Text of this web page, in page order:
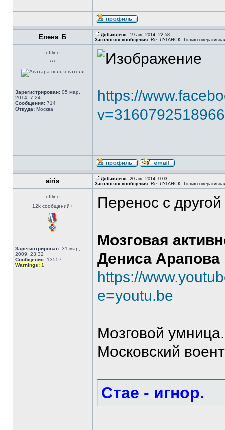
Елена_Б Добавлено: 19 авг, 2014, 22:58
Заголовок сообщения: Re: ЛУГАНСК. Только
offline
***
Зарегистрирован: 05 мар,
2014, 7:24
Сообщения: 714
Откуда: Москва
https://
airis Добавлено: 20 авг, 2014, 0:03
Заголовок сообщения: Re: ЛУГАНСК. Только
offline
12k сообщений+
Зарегистрирован: 31 мар,
2009, 23:32
Сообщения: 13557
Warnings: 1
Перенос с другой
Мозговая
Дениса Арапова
https://
e=youtu.be
Мозговой умница.
Московский
Стае - игнор.